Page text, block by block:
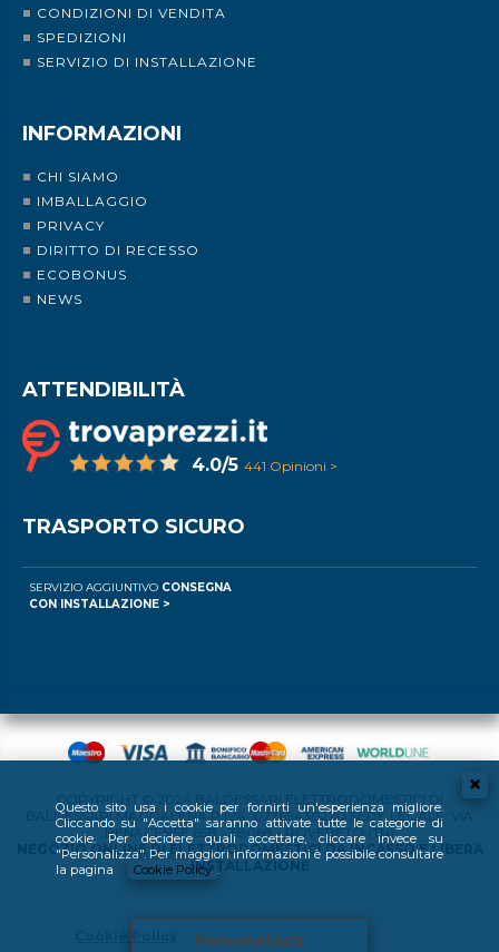
Questo sito usa i cookie per fornirti un'esperienza migliore.
Cliccando su "Accetta" saranno attivate tutte le categorie di
cookie. Per decidere quali accettare, cliccare invece su
"Personalizza". Per maggiori informazioni è possibile consultare
la pagina
Cookie Policy .
Personalizza
CONDIZIONI DI VENDITA
SPEDIZIONI
SERVIZIO DI INSTALLAZIONE
INFORMAZIONI
CHI SIAMO
IMBALLAGGIO
PRIVACY
DIRITTO DI RECESSO
ECOBONUS
NEWS
ATTENDIBILITÀ
4.0/5 441 Opinioni >
TRASPORTO SICURO
SERVIZIO AGGIUNTIVO CONSEGNA
CON INSTALLAZIONE >
COPYRIGHT © 2024 BALDESSARI ELETTRODOMESTICI DI
BALDESSARI MAGDALENA P.IVA: 02769430220 SEDE LEGALE: VIA
BENACENSE 65B - 38068 - ROVERETO (TN)
NEGOZIO ONLINE DI ELETTRODOMESTICI DA INCASSO E LIBERA
INSTALLAZIONE